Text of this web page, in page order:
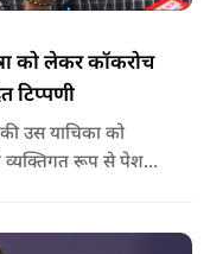
को लेकर कॉकरोच
टिप्पणी
व्यक्तिगत रूप से पेश